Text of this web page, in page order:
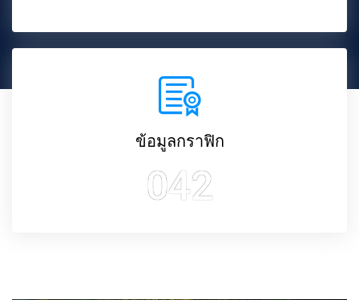
ข้อมูลกราฟิก
042